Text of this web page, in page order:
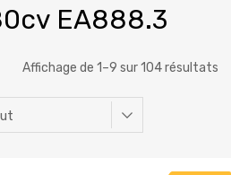
EA888.3
Affichage de 1–9 sur 104 résultats